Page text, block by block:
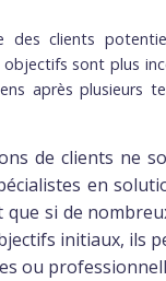
clients
sont plus
après plusieurs
de clients ne
en
si de
initiaux, ils
ou